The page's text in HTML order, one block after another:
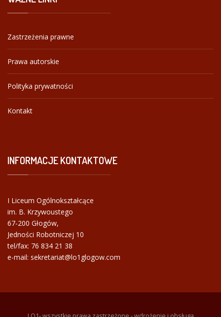
Zastrzeżenia prawne
Prawa autorskie
Polityka prywatności
Kontakt
INFORMACJEKONTAKTOWE
I Liceum Ogólnokształcące
im. B. Krzywoustego
67-200 Głogów,
Jedności Robotniczej 10
tel/fax: 76 834 21 38
e-mail: sekretariat@lo1glogow.com